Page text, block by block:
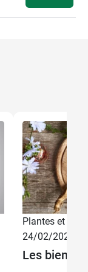
Plantes et
24/02/2026
Les